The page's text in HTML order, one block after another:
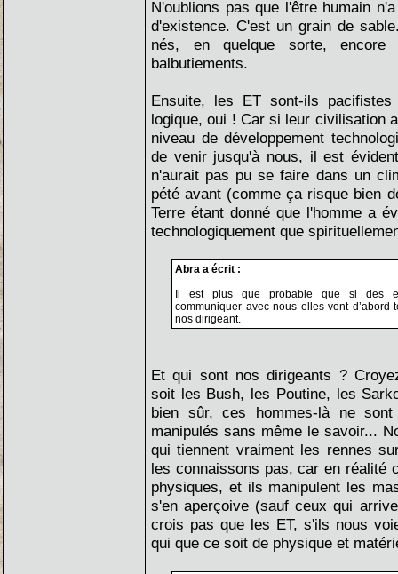
N'oublions pas que l'être humain
d'existence. C'est un grain de
nés, en quelque sorte,
balbutiements.
Ensuite, les ET sont-ils
logique, oui ! Car si leur civilisation
niveau de développement
de venir jusqu'à nous, il est
n'aurait pas pu se faire dans un
pété avant (comme ça risque bien
Terre étant donné que l'homme a
technologiquement que
Abra a écrit :
Il est plus que probable que si des
communiquer avec nous elles vont d’abord
nos dirigeant.
Et qui sont nos dirigeants ?
soit les Bush, les Poutine, les
bien sûr, ces hommes-là ne
manipulés sans même le savoir...
qui tiennent vraiment les rennes
les connaissons pas, car en réalité
physiques, et ils manipulent les
s'en aperçoive (sauf ceux qui
crois pas que les ET, s'ils nous
qui que ce soit de physique et